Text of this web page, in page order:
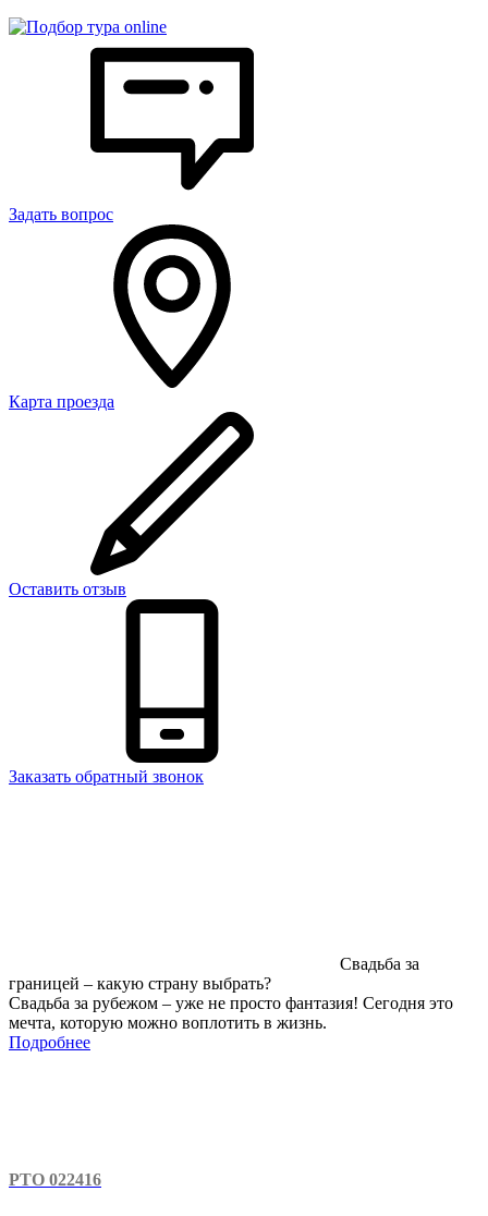
Задать вопрос
Карта проезда
Оставить отзыв
Заказать обратный звонок
Свадьба за
границей – какую страну выбрать?
Свадьба за рубежом – уже не просто фантазия! Сегодня это
мечта, которую можно воплотить в жизнь.
Подробнее
РТО 022416